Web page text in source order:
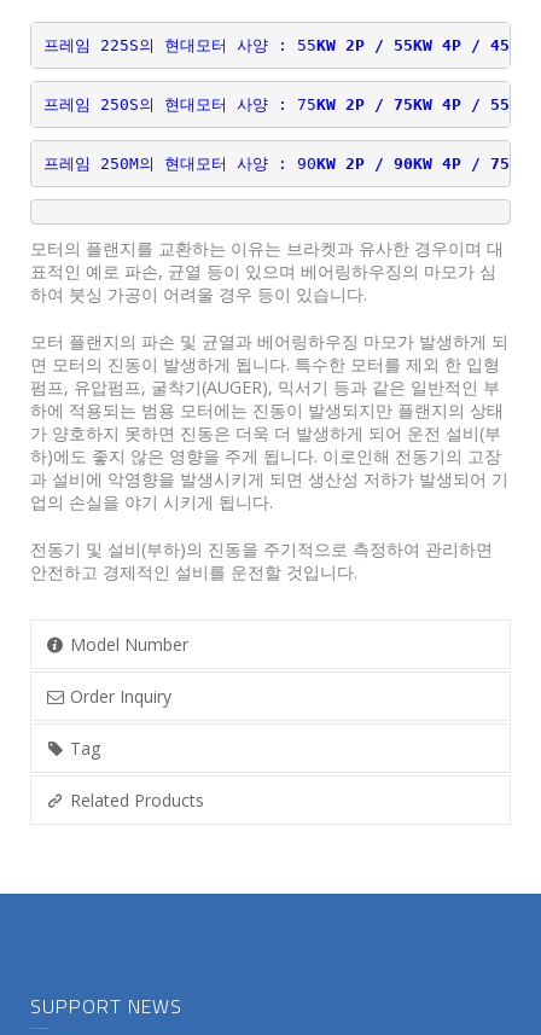
프레임 225S의 현대모터 사양 : 55KW 2P / 55KW 4P / 45KW
프레임 250S의 현대모터 사양 : 75KW 2P / 75KW 4P / 55KW
프레임 250M의 현대모터 사양 : 90KW 2P / 90KW 4P / 75KW
모터의 플랜지를 교환하는 이유는 브라켓과 유사한 경우이며 대
표적인 예로 파손, 균열 등이 있으며 베어링하우징의 마모가 심
하여 붓싱 가공이 어려울 경우 등이 있습니다.
모터 플랜지의 파손 및 균열과 베어링하우징 마모가 발생하게 되
면 모터의 진동이 발생하게 됩니다. 특수한 모터를 제외 한 입형
펌프, 유압펌프, 굴착기(AUGER), 믹서기 등과 같은 일반적인 부
하에 적용되는 범용 모터에는 진동이 발생되지만 플랜지의 상태
가 양호하지 못하면 진동은 더욱 더 발생하게 되어 운전 설비(부
하)에도 좋지 않은 영향을 주게 됩니다. 이로인해 전동기의 고장
과 설비에 악영향을 발생시키게 되면 생산성 저하가 발생되어 기
업의 손실을 야기 시키게 됩니다.
전동기 및 설비(부하)의 진동을 주기적으로 측정하여 관리하면
안전하고 경제적인 설비를 운전할 것입니다.
Model Number
Order Inquiry
Tag
Related Products
SUPPORT NEWS